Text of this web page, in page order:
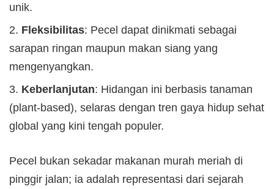
unik.
Fleksibilitas: Pecel dapat dinikmati sebagai
sarapan ringan maupun makan siang yang
mengenyangkan.
Keberlanjutan: Hidangan ini berbasis tanaman
(plant-based), selaras dengan tren gaya hidup sehat
global yang kini tengah populer.
Pecel bukan sekadar makanan murah meriah di
pinggir jalan; ia adalah representasi dari sejarah